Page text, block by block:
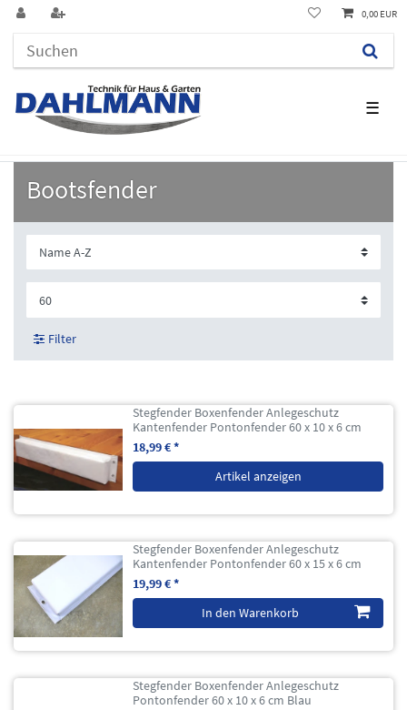
☰
0,00 EUR
Bootsfender
Filter
Stegfender Boxenfender Anlegeschutz
Kantenfender Pontonfender 60 x 10 x 6 cm
18,99 € *
Artikel anzeigen
Stegfender Boxenfender Anlegeschutz
Kantenfender Pontonfender 60 x 15 x 6 cm
19,99 € *
In den Warenkorb
Stegfender Boxenfender Anlegeschutz
Pontonfender 60 x 10 x 6 cm Blau